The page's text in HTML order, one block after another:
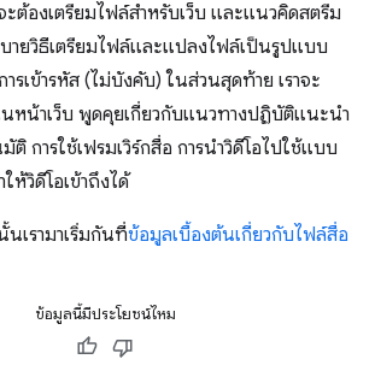
องเตรียมไฟล์สำหรับเว็บ และแนวคิดสตรีม
ายวิธีเตรียมไฟล์และแปลงไฟล์เป็นรูปแบบ
รเข้ารหัส (ไม่บังคับ) ในส่วนสุดท้าย เราจะ
หน้าเว็บ พูดคุยเกี่ยวกับแนวทางปฏิบัติแนะนำ
ติ การใช้เฟรมเวิร์กสื่อ การนำวิดีโอไปใช้แบบ
ห้วิดีโอเข้าถึงได้
เรามาเริ่มกันที่ข้อมูลเบื้องต้นเกี่ยวกับไฟล์สื่อ
ข้อมูลนี้มีประโยชน์ไหม